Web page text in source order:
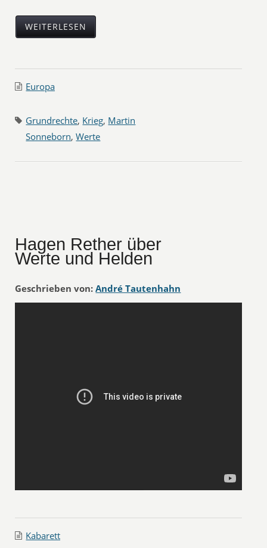
WEITERLESEN
Europa
Grundrechte, Krieg, Martin
Sonneborn,Werte
Hagen Rether über
Werte und Helden
Geschrieben von: André Tautenhahn
Kabarett